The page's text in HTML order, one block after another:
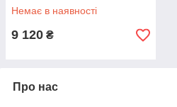
Немає в наявності
9 120 ₴
Про нас